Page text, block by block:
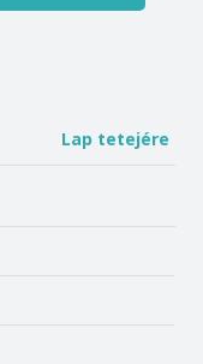
Lap tetejére